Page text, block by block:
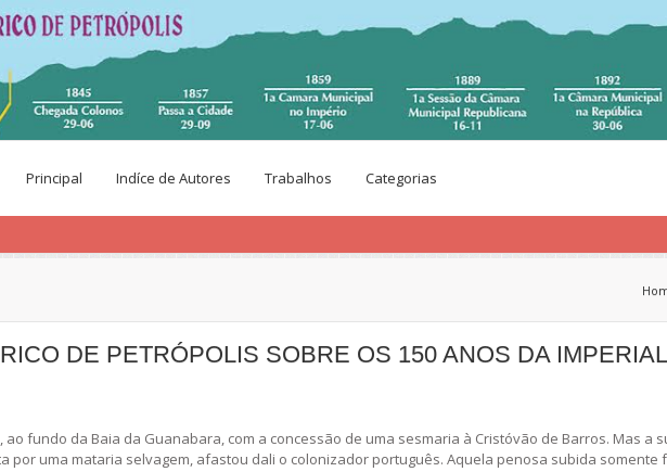
Principal Indíce de Autores Trabalhos Categorias
DE PETRÓPOLIS SOBRE OS 150 ANOS DA
ao fundo da Baia da Guanabara, com a concessão de uma sesmaria à Cristóvão de Barros. Mas a
por uma mataria selvagem, afastou dali o colonizador português. Aquela penosa subida somente